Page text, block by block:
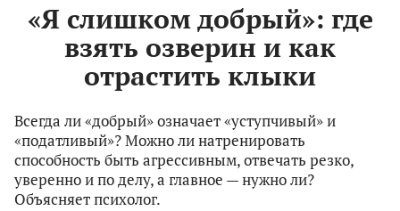
«Я слишком добрый»: где
взять озверин и как
отрастить клыки
Всегда ли «добрый» означает «уступчивый» и
«податливый»? Можно ли натренировать
способность быть агрессивным, отвечать резко,
уверенно и по делу, а главное — нужно ли?
Объясняет психолог.